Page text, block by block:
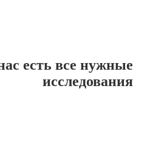
есть все нужные
исследования